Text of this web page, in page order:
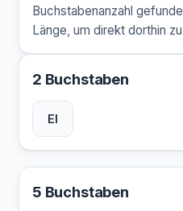
Buchstabenanzahl
Länge, um direkt dorthin
2 Buchstaben
EI
5 Buchstaben